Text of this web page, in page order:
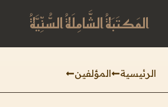
المَكتَبَةُ الشَّامِلَةُ السُّنِّيَّةُ
الرئيسية المؤلفين